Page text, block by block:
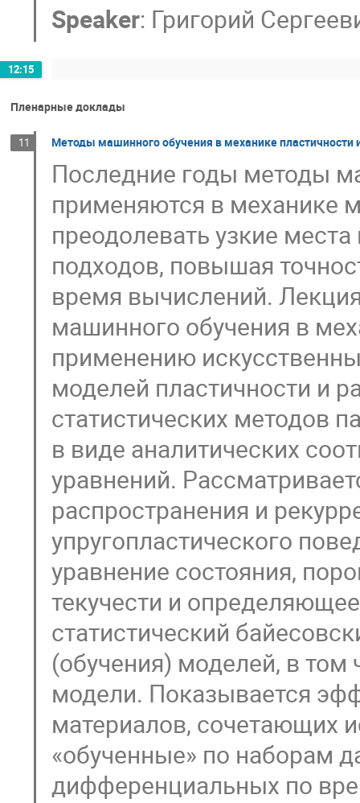
Speaker: Григорий
12:15
Пленарные доклады
11 Методы машинного обучения в механике пластичности
Последние годы методы
применяются в механике
преодолевать узкие
подходов, повышая
время вычислений.
машинного обучения в
применению
моделей пластичности и
статистических методов
в виде аналитических
уравнений.
распространения и
упругопластического
уравнение состояния,
текучести и
статистический
(обучения) моделей, в
модели. Показывается
материалов, сочетающих
«обученные» по наборам
дифференциальных по